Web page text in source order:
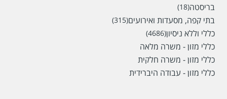
שכר
המעסיק לא סיפר לנו
סוג משרה משרה מלאה
מיקום
רמת השרון,
בריסטה(18)
בתי קפה, מסעדות ואירועים(315)
כללי וללא ניסיון(4686)
כללי מזון - משרה מלאה
כללי מזון - משרה חלקית
כללי מזון - עבודה היברידית